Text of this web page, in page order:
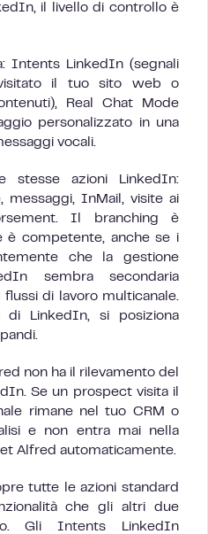
il livello di controllo è
Intents LinkedIn (segnali
il tuo sito web o
Real Chat Mode
personalizzato in una
vocali.
stesse azioni LinkedIn:
messaggi, InMail, visite ai
Il branching è
è competente, anche se i
che la gestione
sembra secondaria
di lavoro multicanale.
LinkedIn, si posiziona
non ha il rilevamento del
Se un prospect visita il
rimane nel tuo CRM o
e non entra mai nella
Alfred automaticamente.
tutte le azioni standard
che gli altri due
Gli Intents LinkedIn